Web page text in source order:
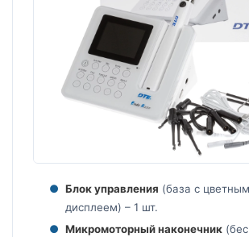
Блок управления (база с
дисплеем) – 1 шт.
Микромоторный наконечник